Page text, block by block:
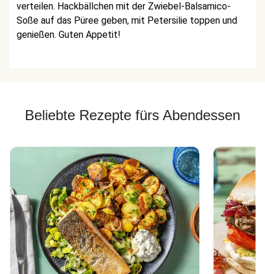
verteilen. Hackbällchen mit der Zwiebel-Balsamico-
Soße auf das Püree geben, mit Petersilie toppen und
genießen. Guten Appetit!
Beliebte Rezepte fürs Abendessen